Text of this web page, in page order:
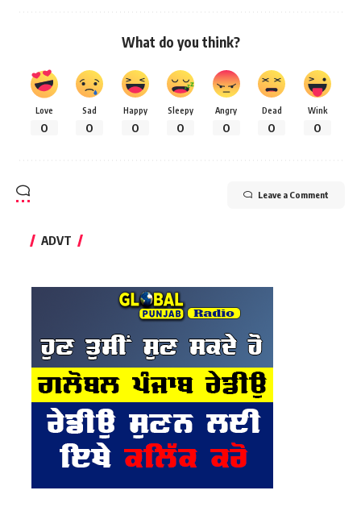
What do you think?
Love
0
Sad
0
Happy
0
Sleepy
0
Angry
0
Dead
0
Wink
0
Leave a Comment
ADVT